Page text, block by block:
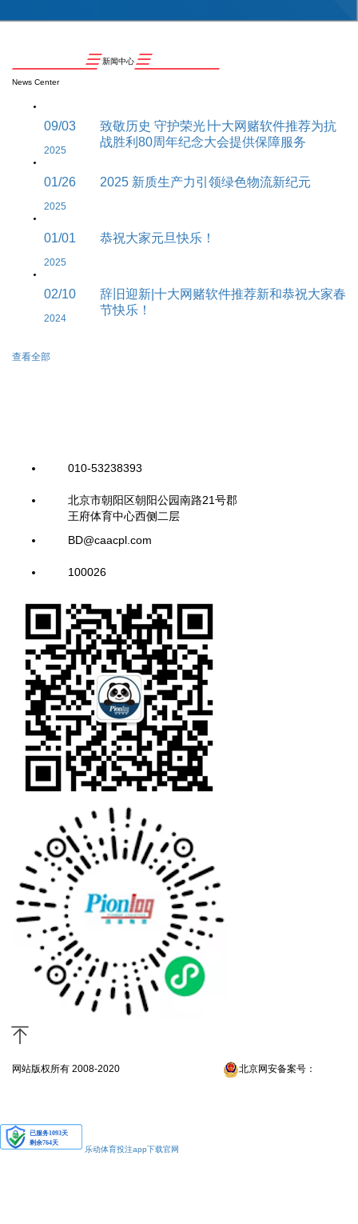
新闻中心
News Center
09/03
2025
致敬历史 守护荣光∣十大网赌软件推荐为抗
战胜利80周年纪念大会提供保障服务
01/26
2025
2025 新质生产力引领绿色物流新纪元
01/01
2025
恭祝大家元旦快乐！
02/10
2024
辞旧迎新|十大网赌软件推荐新和恭祝大家春
节快乐！
查看全部
010-53238393
北京市朝阳区朝阳公园南路21号郡
王府体育中心西侧二层
BD@caacpl.com
100026
网站版权所有 2008-2020 北京网安备案号：
乐动体育投注app下载官网